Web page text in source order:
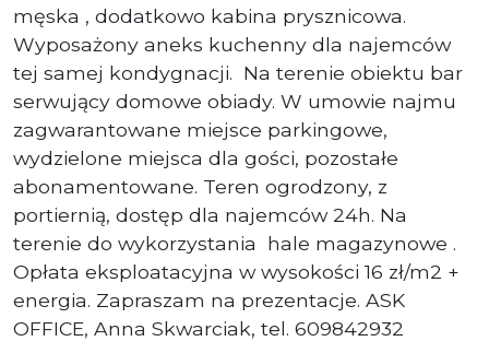
męska , dodatkowo kabina prysznicowa.
Wyposażony aneks kuchenny dla najemców
tej samej kondygnacji. Na terenie obiektu bar
serwujący domowe obiady. W umowie najmu
zagwarantowane miejsce parkingowe,
wydzielone miejsca dla gości, pozostałe
abonamentowane. Teren ogrodzony, z
portiernią, dostęp dla najemców 24h. Na
terenie do wykorzystania hale magazynowe .
Opłata eksploatacyjna w wysokości 16 zł/m2 +
energia. Zapraszam na prezentacje. ASK
OFFICE, Anna Skwarciak, tel. 609842932